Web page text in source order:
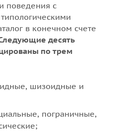
поведения с
в конечном счете
десять
по трем
шизоидные и
пограничные,